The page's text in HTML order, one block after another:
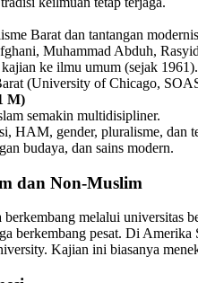
Barat dan tantangan
Muhammad Abduh,
ke ilmu umum (sejak 1961).
(University of Chicago,
M)
semakin multidisipliner.
HAM, gender, pluralisme, dan
budaya, dan sains modern.
dan Non-Muslim
melalui universitas
berkembang pesat. Di
Kajian ini biasanya